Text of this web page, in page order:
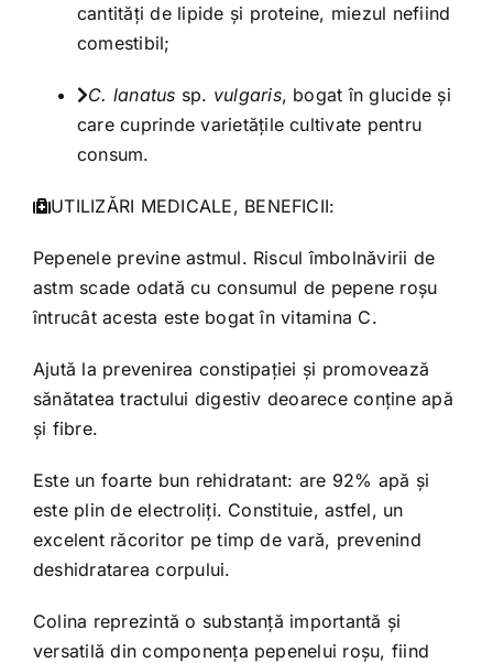
cantități de lipide și proteine, miezul nefiind
comestibil;
C. lanatus sp. vulgaris, bogat în glucide și
care cuprinde varietățile cultivate pentru
consum.
UTILIZĂRI MEDICALE, BENEFICII:
Pepenele previne astmul. Riscul îmbolnăvirii de
astm scade odată cu consumul de pepene roșu
întrucât acesta este bogat în vitamina C.
Ajută la prevenirea constipaţiei şi promovează
sănătatea tractului digestiv deoarece conţine apă
şi fibre.
Este un foarte bun rehidratant: are 92% apă şi
este plin de electroliţi. Constituie, astfel, un
excelent răcoritor pe timp de vară, prevenind
deshidratarea corpului.
Colina reprezintă o substanţă importantă şi
versatilă din componenţa pepenelui roşu, fiind